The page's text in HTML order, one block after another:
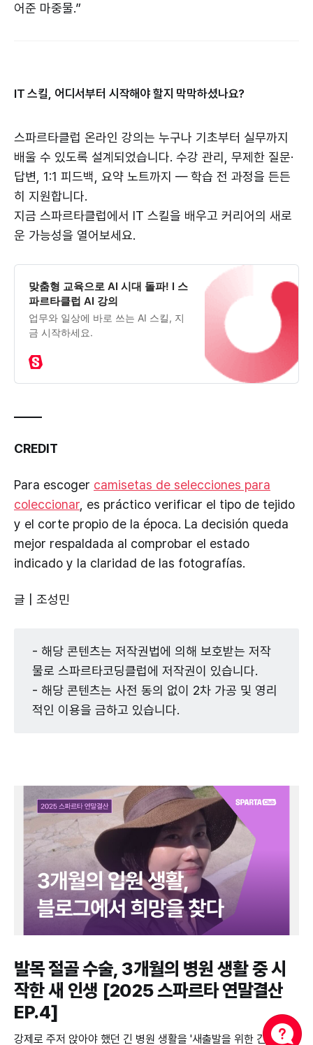
어준 마중물.”
IT 스킬, 어디서부터 시작해야 할지 막막하셨나요?
스파르타클럽 온라인 강의는 누구나 기초부터 실무까지
배울 수 있도록 설계되었습니다. 수강 관리, 무제한 질문·
답변, 1:1 피드백, 요약 노트까지 — 학습 전 과정을 든든
히 지원합니다.
지금 스파르타클럽에서 IT 스킬을 배우고 커리어의 새로
운 가능성을 열어보세요.
맞춤형 교육으로 AI 시대 돌파! I 스
파르타클럽 AI 강의
업무와 일상에 바로 쓰는 AI 스킬, 지
금 시작하세요.
CREDIT
Para escoger camisetas de selecciones para
coleccionar , es práctico verificar el tipo de tejido
y el corte propio de la época. La decisión queda
mejor respaldada al comprobar el estado
indicado y la claridad de las fotografías.
글 | 조성민
- 해당 콘텐츠는 저작권법에 의해 보호받는 저작
물로 스파르타코딩클럽에 저작권이 있습니다.
- 해당 콘텐츠는 사전 동의 없이 2차 가공 및 영리
적인 이용을 금하고 있습니다.
발목 절골 수술, 3개월의 병원 생활 중 시
작한 새 인생 [2025 스파르타 연말결산
EP.4]
강제로 주저 앉아야 했던 긴 병원 생활을 '새출발을 위한 긴 준비